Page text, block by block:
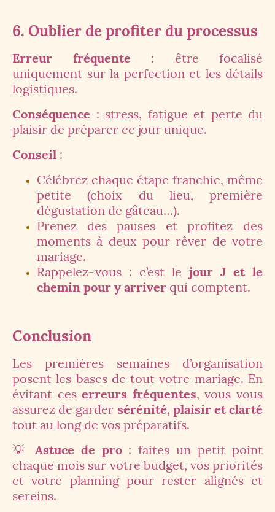
6. Oublier de profiter du processus
Erreur fréquente : être focalisé
uniquement sur la perfection et les détails
logistiques.
Conséquence : stress, fatigue et perte du
plaisir de préparer ce jour unique.
Conseil :
Célébrez chaque étape franchie, même
petite (choix du lieu, première
dégustation de gâteau…).
Prenez des pauses et profitez des
moments à deux pour rêver de votre
mariage.
Rappelez-vous : c’est le jour J et le
chemin pour y arriver qui comptent.
Conclusion
Les premières semaines d’organisation
posent les bases de tout votre mariage. En
évitant ceserreurs fréquentes, vous vous
assurez de garder sérénité, plaisir et clarté
tout au long de vos préparatifs.
💡 Astuce de pro: faites un petit point
chaque mois sur votre budget, vos priorités
et votre planning pour rester alignés et
sereins.